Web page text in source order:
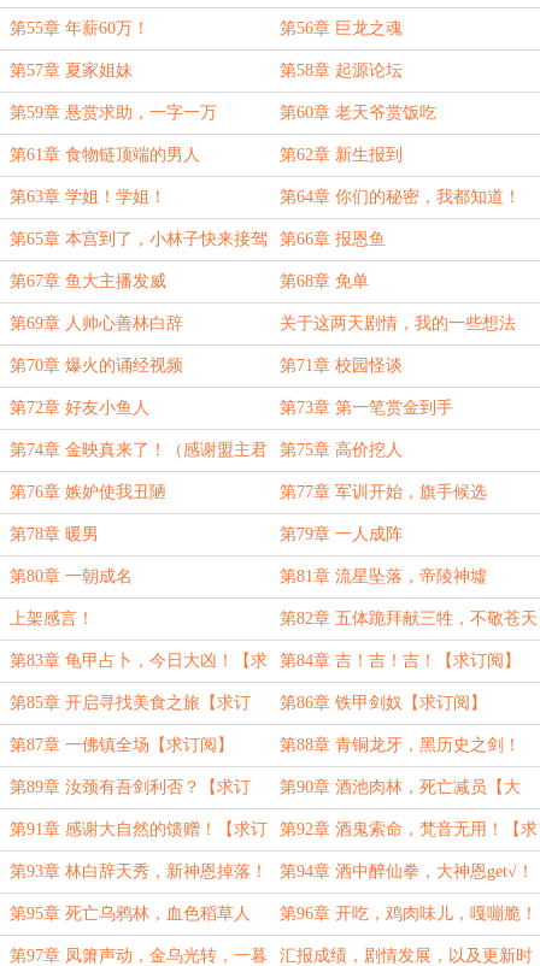
第55章 年薪60万！ 第56章 巨龙之魂
第57章 夏家姐妹 第58章 起源论坛
第59章 悬赏求助，一字一万 第60章 老天爷赏饭吃
第61章 食物链顶端的男人 第62章 新生报到
第63章 学姐！学姐！ 第64章 你们的秘密，我都知道！
第65章 本宫到了，小林子快来接驾 第66章 报恩鱼
第67章 鱼大主播发威 第68章 免单
第69章 人帅心善林白辞 关于这两天剧情，我的一些想法
第70章 爆火的诵经视频 第71章 校园怪谈
第72章 好友小鱼人 第73章 第一笔赏金到手
第74章 金映真来了！（感谢盟主君
子如珩羽衣昱耀慷慨打赏！}
第75章 高价挖人
第76章 嫉妒使我丑陋 第77章 军训开始，旗手候选
第78章 暖男 第79章 一人成阵
第80章 一朝成名 第81章 流星坠落，帝陵神墟
上架感言！ 第82章 五体跪拜献三牲，不敬苍天
敬鬼神！【求首订！】
第83章 龟甲占卜，今日大凶！【求
订阅，求月票！】
第84章 吉！吉！吉！【求订阅】
第85章 开启寻找美食之旅【求订
阅】
第86章 铁甲剑奴【求订阅】
第87章 一佛镇全场【求订阅】 第88章 青铜龙牙，黑历史之剑！
第89章 汝颈有吾剑利否？【求订
阅】
第90章 酒池肉林，死亡减员【大
章，求订阅】
第91章 感谢大自然的馈赠！【求订
阅】
第92章 酒鬼索命，梵音无用！【求
订阅】
第93章 林白辞天秀，新神恩掉落！
【求订阅】
第94章 酒中醉仙拳，大神恩get√！
第95章 死亡乌鸦林，血色稻草人 第96章 开吃，鸡肉味儿，嘎嘣脆！
【求订阅】
第97章 凤箫声动，金乌光转，一暮 汇报成绩，剧情发展，以及更新时